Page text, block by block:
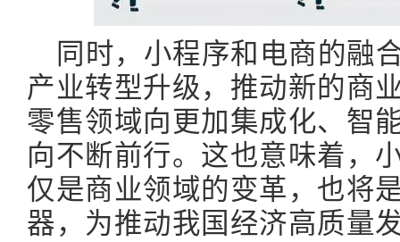
同时，小程序和电商的融
产业转型升级，推动新的商
零售领域向更加集成化、智
向不断前行。这也意味着，
仅是商业领域的变革，也将
器，为推动我国经济高质量